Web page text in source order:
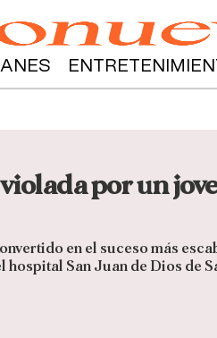
por un
en el suceso más
hospital San Juan de Dios de